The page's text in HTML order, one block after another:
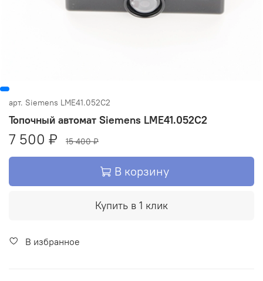
арт. Siemens LME41.052C2
Топочный автомат Siemens LME41.052C2
7 500 ₽ 15 400 ₽
В корзину
Купить в 1 клик
В избранное